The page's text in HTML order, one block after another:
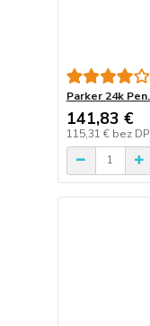
Parker 24k
141,83 €
115,31 € bez